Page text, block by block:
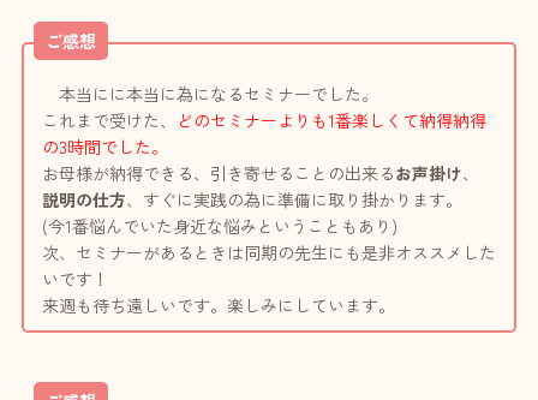
ご感想
本当にに本当に為になるセミナーでした。
これまで受けた、
どのセミナーよりも1番楽しくて納得納得
の3時間でした。
お母様が納得できる、引き寄せることの出来るお声掛け、
説明の仕方、すぐに実践の為に準備に取り掛かります。
(今1番悩んでいた身近な悩みということもあり)
次、セミナーがあるときは同期の先生にも是非オススメした
いです！
来週も待ち遠しいです。楽しみにしています。